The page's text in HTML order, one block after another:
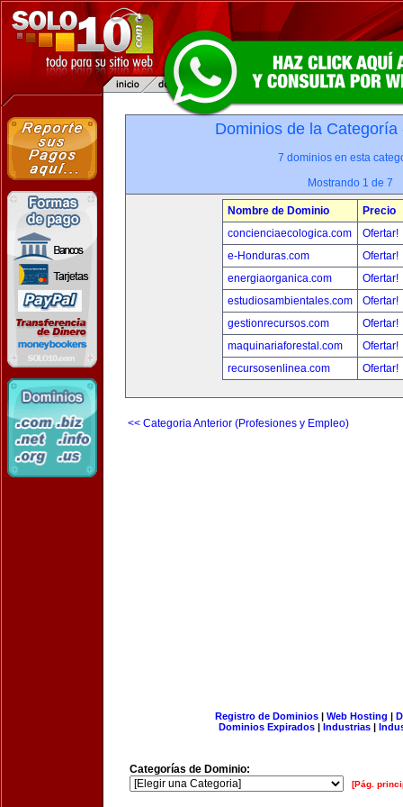
Dominios de la
7 dominios en esta
Mostrando 1 de 7
Nombre de Dominio
Precio
concienciaecologica.com
Ofertar!
e-Honduras.com
Ofertar!
energiaorganica.com
Ofertar!
estudiosambientales.com
Ofertar!
gestionrecursos.com
Ofertar!
maquinariaforestal.com
Ofertar!
recursosenlinea.com
Ofertar!
<< Categoria Anterior (Profesiones y Empleo)
Registro de Dominios| Web Hosting |
Dominios Expirados | Industrias |
Categorías de Dominio:
[Pág.